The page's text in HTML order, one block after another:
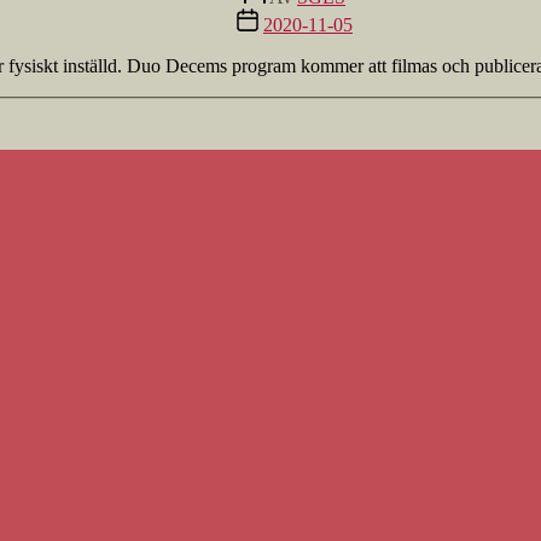
Inläggsdatum
2020-11-05
inställd. Duo Decems program kommer att filmas och